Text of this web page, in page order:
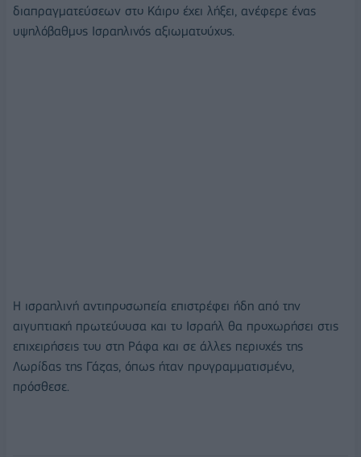
διαπραγματεύσεων στο Κάιρο έχει λήξει, ανέφερε ένας
υψηλόβαθμος Ισραηλινός αξιωματούχος.
Η ισραηλινή αντιπροσωπεία επιστρέφει ήδη από την
αιγυπτιακή πρωτεύουσα και το Ισραήλ θα προχωρήσει στις
επιχειρήσεις του στη Ράφα και σε άλλες περιοχές της
Λωρίδας της Γάζας, όπως ήταν προγραμματισμένο,
πρόσθεσε.